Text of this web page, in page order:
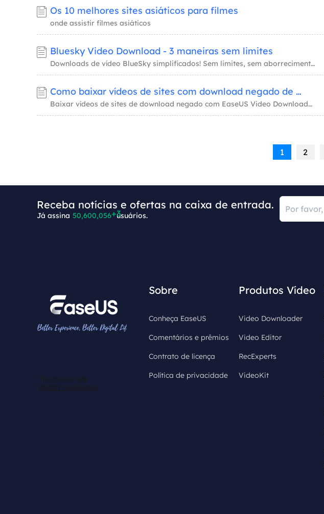
Os 10 melhores sites asiáticos para filmes
onde assistir filmes asiáticos
Bluesky Video Download - 3 maneiras sem limites
Downloads de vídeo BlueSky simplificados! Sem limites, sem aborrecimentos — apenas um cliq
Como baixar vídeos de sites com download negado de 6 maneiras
Baixar vídeos de sites de download negado com EaseUS Video Downloader, JDownloader, Intern
1 2
Receba notícias e ofertas na caixa de entrada.
Já assina 50,600,056 usuários.
Sobre
Conheça EaseUS
Comentários e prêmios
Contrato de licença
Política de privacidade
Produtos Vídeo
Video Downloader
Video Editor
RecExperts
VideoKit
+3